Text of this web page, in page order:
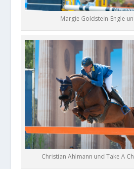
Margie Goldstein-Engle
Christian Ahlmann und Take A